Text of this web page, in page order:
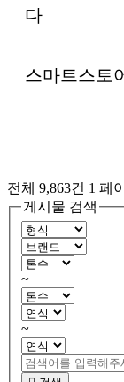
다
스마트스토
전체 9,863건 1 페
게시물 검색
~
~